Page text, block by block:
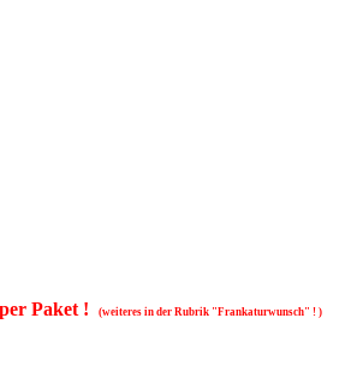
Paket !
(weiteres in der Rubrik "Frankaturwunsch" ! )